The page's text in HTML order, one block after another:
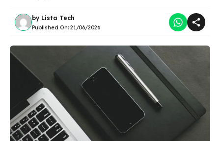
by Lista Tech
Published On: 21/06/2026